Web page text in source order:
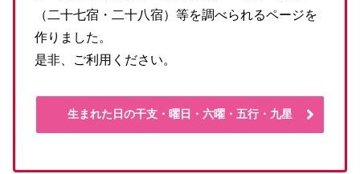
（二十七宿・二十八宿）等を調べられるページを
作りました。
是非、ご利用ください。
生まれた日の干支・曜日・六曜・五行・九星